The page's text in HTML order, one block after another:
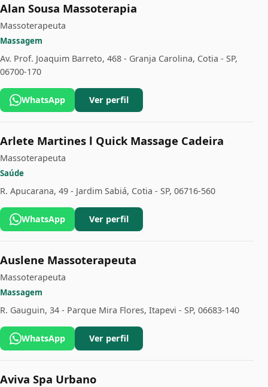
Alan Sousa Massoterapia
Massoterapeuta
Massagem
Av. Prof. Joaquim Barreto, 468 - Granja Carolina, Cotia - SP,
06700-170
WhatsApp Ver perfil
Arlete Martines l Quick Massage Cadeira
Massoterapeuta
Saúde
R. Apucarana, 49 - Jardim Sabiá, Cotia - SP, 06716-560
WhatsApp Ver perfil
Auslene Massoterapeuta
Massoterapeuta
Massagem
R. Gauguin, 34 - Parque Mira Flores, Itapevi - SP, 06683-140
WhatsApp Ver perfil
Aviva Spa Urbano